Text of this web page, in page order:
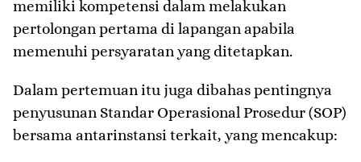
memiliki kompetensi dalam melakukan
pertolongan pertama di lapangan apabila
memenuhi persyaratan yang ditetapkan.
Dalam pertemuan itu juga dibahas pentingnya
penyusunan Standar Operasional Prosedur (SOP)
bersama antarinstansi terkait, yang mencakup: